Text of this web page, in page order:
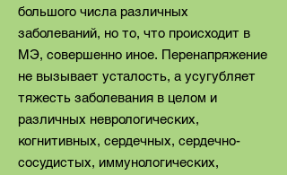
большого числа различных
заболеваний, но то, что происходит в
MЭ, совершенно иное. Перенапряжение
не вызывает усталость, а усугубляет
тяжесть заболевания в целом и
различных неврологических,
когнитивных, сердечных, сердечно-
сосудистых, иммунологических,